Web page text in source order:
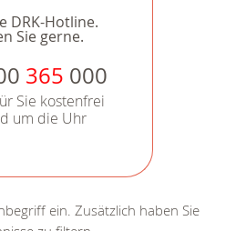
DRK-Hotline.
Sie gerne.
365 000
Sie kostenfrei
um die Uhr
ein. Zusätzlich haben Sie